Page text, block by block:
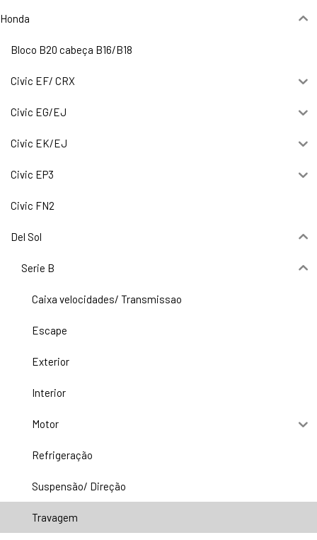
Honda
Bloco B20 cabeça B16/B18
Civic EF/ CRX
Civic EG/EJ
Civic EK/EJ
Civic EP3
Civic FN2
Del Sol
Serie B
Caixa velocidades/ Transmissao
Escape
Exterior
Interior
Motor
Refrigeração
Suspensão/ Direção
Travagem